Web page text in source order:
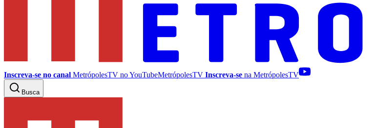
Inscreva-se no canal MetrópolesTV noYouTubeMetrópolesTV Inscreva-se na MetrópolesTV
Busca